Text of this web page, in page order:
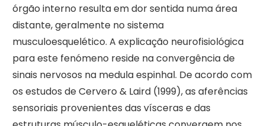
órgão interno resulta em dor sentida numa área
distante, geralmente no sistema
musculoesquelético. A explicação neurofisiológica
para este fenómeno reside na convergência de
sinais nervosos na medula espinhal. De acordo com
os estudos de Cervero & Laird (1999), as aferências
sensoriais provenientes das vísceras e das